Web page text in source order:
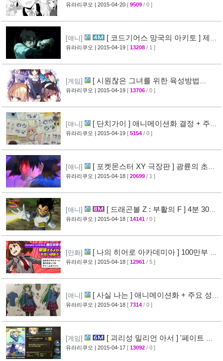
애니메이션 비교 화면 공개
유라리쿠오 | 2015-04-20 [ 9509 / 0 ]
[애니]
[ 코드기어스 망국의 아키토 ] 제3
장 다이제스트 10분영상 공개
유라리쿠오 | 2015-04-19 [ 13208 / 1 ]
[게임]
[ 시원찮은 그녀를 위한 육성방법
blessing flowers ] 캐릭터 소개 영상 공개
유라리쿠오 | 2015-04-19 [ 13706 / 0 ]
[애니]
[ 단치가이 ] 애니메이션화 결정 + 주요
성우진 공개 [27]
유라리쿠오 | 2015-04-19 [ 5154 / 0 ]
[애니]
[ 포켓몬스터 XY 극장판 ] 광륜의 초마
신 후파 PV 영상 공개 [47]
유라리쿠오 | 2015-04-18 [ 20699 / 1 ]
[애니]
[ 드래곤볼 Z : 부활의 F ] 4분 30초
스토리 영상 공개
[38]
유라리쿠오 | 2015-04-18 [ 14141 / 0 ]
[만화]
[ 나의 히어로 아카데미아 ] 100만부 돌
파 & 특설페이지 오픈 [44]
유라리쿠오 | 2015-04-18 [ 12961 / 5 ]
[애니]
[ 사실 나는 ] 애니메이션화 + 주요 성우
진 명단 공개 [32]
유라리쿠오 | 2015-04-18 [ 7314 / 0 ]
[게임]
[ 괴리성 밀리언 아서 ] '페이트 스
테이 나이트' 제휴 이벤트 정보
유라리쿠오 | 2015-04-17 [ 13092 / 0 ]